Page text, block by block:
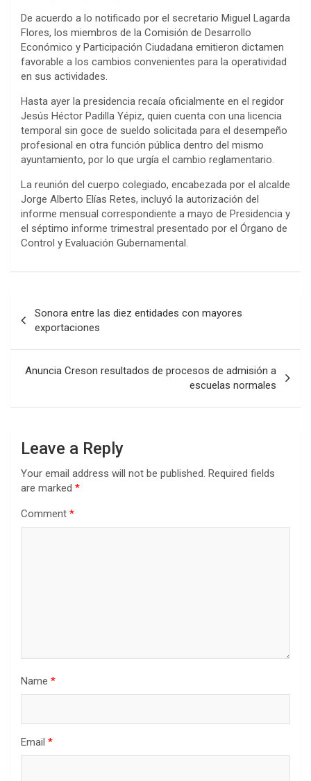
De acuerdo a lo notificado por el secretario Miguel Lagarda
Flores, los miembros de la Comisión de Desarrollo
Económico y Participación Ciudadana emitieron dictamen
favorable a los cambios convenientes para la operatividad
en sus actividades.
Hasta ayer la presidencia recaía oficialmente en el regidor
Jesús Héctor Padilla Yépiz, quien cuenta con una licencia
temporal sin goce de sueldo solicitada para el desempeño
profesional en otra función pública dentro del mismo
ayuntamiento, por lo que urgía el cambio reglamentario.
La reunión del cuerpo colegiado, encabezada por el alcalde
Jorge Alberto Elías Retes, incluyó la autorización del
informe mensual correspondiente a mayo de Presidencia y
el séptimo informe trimestral presentado por el Órgano de
Control y Evaluación Gubernamental.
navigation
Sonora entre las diez entidades con mayores
exportaciones
Anuncia Creson resultados de procesos de admisión a
escuelas normales
Leave a Reply
Your email address will not be published. Required fields
are marked *
Comment *
Name *
Email *